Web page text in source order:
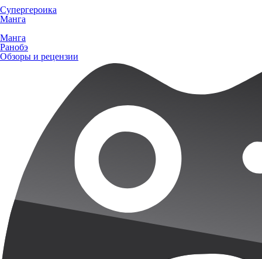
Супергероика
Манга
Манга
Ранобэ
Обзоры и рецензии